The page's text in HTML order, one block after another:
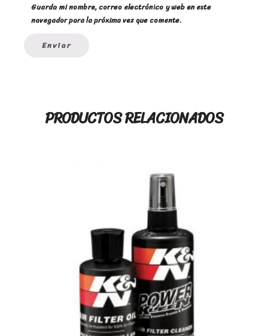
Guarda mi nombre, correo electrónico y web en este
navegador para la próxima vez que comente.
PRODUCTOS RELACIONADOS